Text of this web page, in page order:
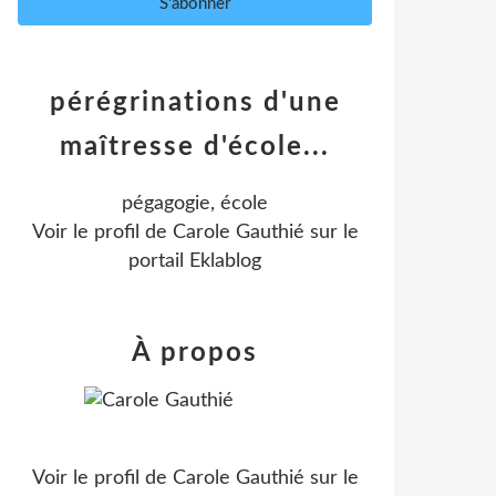
pérégrinations d'une
maîtresse d'école...
pégagogie, école
Voir le profil de Carole Gauthié sur le
portail Eklablog
À propos
Voir le profil de Carole Gauthié sur le